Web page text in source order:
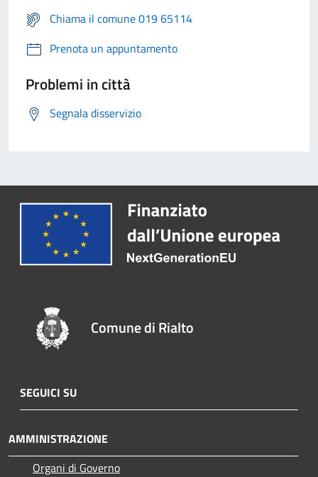
Chiama il comune 019 65114
Prenota un appuntamento
Problemi in città
Segnala disservizio
Comune di Rialto
SEGUICI SU
AMMINISTRAZIONE
Organi di Governo